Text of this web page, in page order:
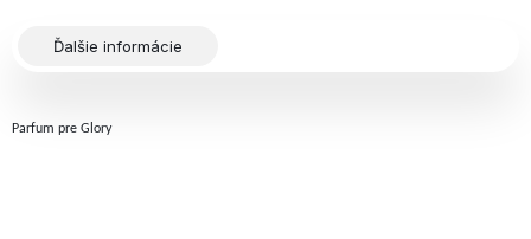
Ďalšie informácie
Parfum pre Glory